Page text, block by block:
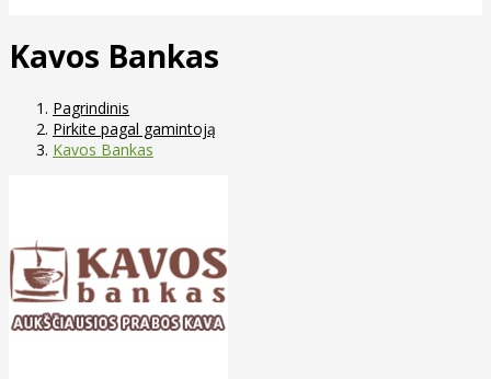
Kavos Bankas
Pagrindinis
Pirkite pagal gamintoją
Kavos Bankas